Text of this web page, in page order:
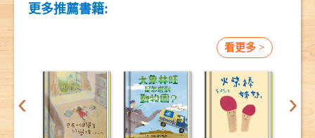
更多推薦書籍:
看更多 >
‹ ›